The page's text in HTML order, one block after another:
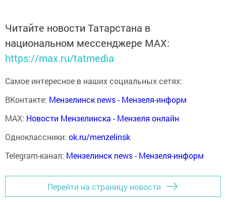
Читайте новости Татарстана в
национальном мессенджере MАХ:
https://max.ru/tatmedia
Самое интересное в наших социальных сетях:
ВКонтакте: Мензелинск news - Мензеля-информ
MAX: Новости Мензелинска - Мензеля онлайн
Одноклассники: ok.ru/menzelinsk
Telegram-канал: Мензелинск news - Мензеля-информ
Перейти на страницу новости